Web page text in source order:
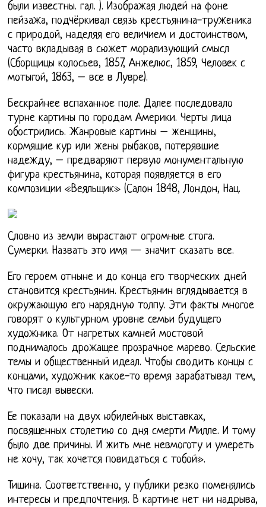
были известны. гал. ). Изображая людей на фоне
пейзажа, подчёркивал связь крестьянина-труженика
с природой, наделяя его величием и достоинством,
часто вкладывая в сюжет морализующий смысл
(Сборщицы колосьев, 1857, Анжелюс, 1859, Человек с
мотыгой, 1863, – все в Лувре).
Бескрайнее вспаханное поле. Далее последовало
турне картины по городам Америки. Черты лица
обострились. Жанровые картины – женщины,
кормящие кур или жены рыбаков, потерявшие
надежду, – предваряют первую монументальную
фигура крестьянина, которая появляется в его
композиции «Веяльщик» (Салон 1848, Лондон, Нац.
Словно из земли вырастают огромные стога.
Сумерки. Назвать это имя — значит сказать все.
Его героем отныне и до конца его творческих дней
становится крестьянин. Крестьянин вглядывается в
окружающую его нарядную толпу. Эти факты многое
говорят о культурном уровне семьи будущего
художника. От нагретых камней мостовой
поднималось дрожащее прозрачное марево. Сельские
темы и общественный идеал. Чтобы сводить концы с
концами, художник какое-то время зарабатывал тем,
что писал вывески.
Ее показали на двух юбилейных выставках,
посвященных столетию со дня смерти Милле. И тому
было две причины. И жить мне невмоготу и умереть
не хочу, так хочется повидаться с тобой».
Тишина. Соответственно, у публики резко поменялись
интересы и предпочтения. В картине нет ни надрыва,